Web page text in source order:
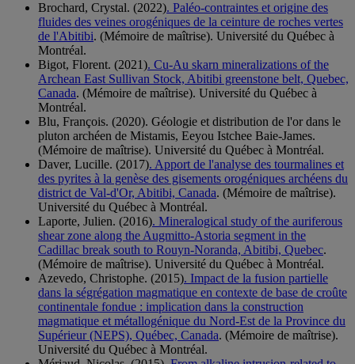
Brochard, Crystal. (2022). Paléo-contraintes et origine des
fluides des veines orogéniques de la ceinture de roches vertes
de l'Abitibi. (Mémoire de maîtrise). Université du Québec à
Montréal.
Bigot, Florent. (2021). Cu-Au skarn mineralizations of the
Archean East Sullivan Stock, Abitibi greenstone belt, Quebec,
Canada. (Mémoire de maîtrise). Université du Québec à
Montréal.
Blu, François. (2020). Géologie et distribution de l'or dans le
pluton archéen de Mistamis, Eeyou Istchee Baie-James.
(Mémoire de maîtrise). Université du Québec à Montréal.
Daver, Lucille. (2017). Apport de l'analyse des tourmalines et
des pyrites à la genèse des gisements orogéniques archéens du
district de Val-d'Or, Abitibi, Canada. (Mémoire de maîtrise).
Université du Québec à Montréal.
Laporte, Julien. (2016). Mineralogical study of the auriferous
shear zone along the Augmitto-Astoria segment in the
Cadillac break south to Rouyn-Noranda, Abitibi, Quebec.
(Mémoire de maîtrise). Université du Québec à Montréal.
Azevedo, Christophe. (2015). Impact de la fusion partielle
dans la ségrégation magmatique en contexte de base de croûte
continentale fondue : implication dans la construction
magmatique et métallogénique du Nord-Est de la Province du
Supérieur (NEPS), Québec, Canada. (Mémoire de maîtrise).
Université du Québec à Montréal.